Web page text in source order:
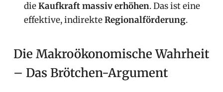
dieKaufkraft massiv erhöhen. Das ist eine
effektive, indirekteRegionalförderung.
Die Makroökonomische Wahrheit
– Das Brötchen-Argument